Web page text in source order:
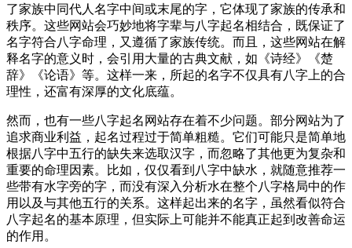
了家族中同代人名字中间或末尾的字，它体现了家族的传承和
秩序。这些网站会巧妙地将字辈与八字起名相结合，既保证了
名字符合八字命理，又遵循了家族传统。而且，这些网站在解
释名字的意义时，会引用大量的古典文献，如《诗经》《楚
辞》《论语》等。这样一来，所起的名字不仅具有八字上的合
理性，还富有深厚的文化底蕴。
然而，也有一些八字起名网站存在着不少问题。部分网站为了
追求商业利益，起名过程过于简单粗糙。它们可能只是简单地
根据八字中五行的缺失来选取汉字，而忽略了其他更为复杂和
重要的命理因素。比如，仅仅看到八字中缺水，就随意推荐一
些带有水字旁的字，而没有深入分析水在整个八字格局中的作
用以及与其他五行的关系。这样起出来的名字，虽然看似符合
八字起名的基本原理，但实际上可能并不能真正起到改善命运
的作用。